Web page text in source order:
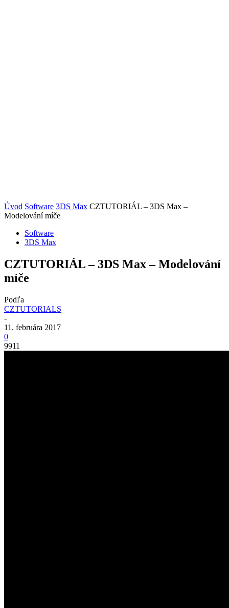
Úvod Software 3DS Max CZTUTORIÁL – 3DS Max –
Modelování míče
Software
3DS Max
CZTUTORIÁL – 3DS Max – Modelování
míče
Podľa
CZTUTORIALS
-
11. februára 2017
0
9911